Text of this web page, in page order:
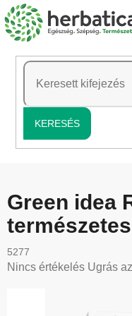
Ugrás
a
tartalomhoz
KERESÉS
Green idea
5277
A
Nincs értékelés Ugrás